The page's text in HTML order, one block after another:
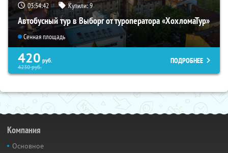
03:54:41 Купили:9
Автобусный тур в Выборг от туроператора «ХохломаТур»
Сенная площадь
420 руб.
4230руб.
ПОДРОБНЕЕ
Компания
Основное